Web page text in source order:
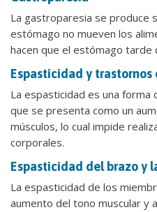
La gastroparesia se produce
estómago no mueven los
hacen que el estómago tarde
Espasticidad y
La espasticidad es una
que se presenta como un
músculos, lo cual impide
corporales.
Espasticidad del brazo y
La espasticidad de los
aumento del tono muscular y